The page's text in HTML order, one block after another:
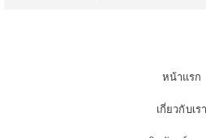
หน้าแรก
เกี่ยวกับเรา